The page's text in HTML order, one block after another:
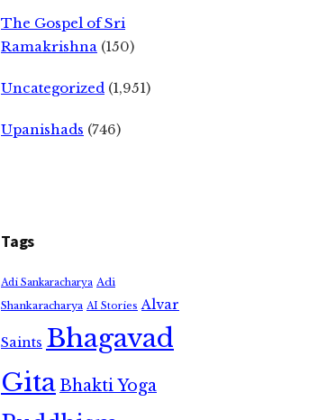
The Gospel of Sri
Ramakrishna (150)
Uncategorized (1,951)
Upanishads (746)
Tags
Adi Sankaracharya Adi
Shankaracharya AI Stories Alvar
Saints Bhagavad
GitaBhakti Yoga